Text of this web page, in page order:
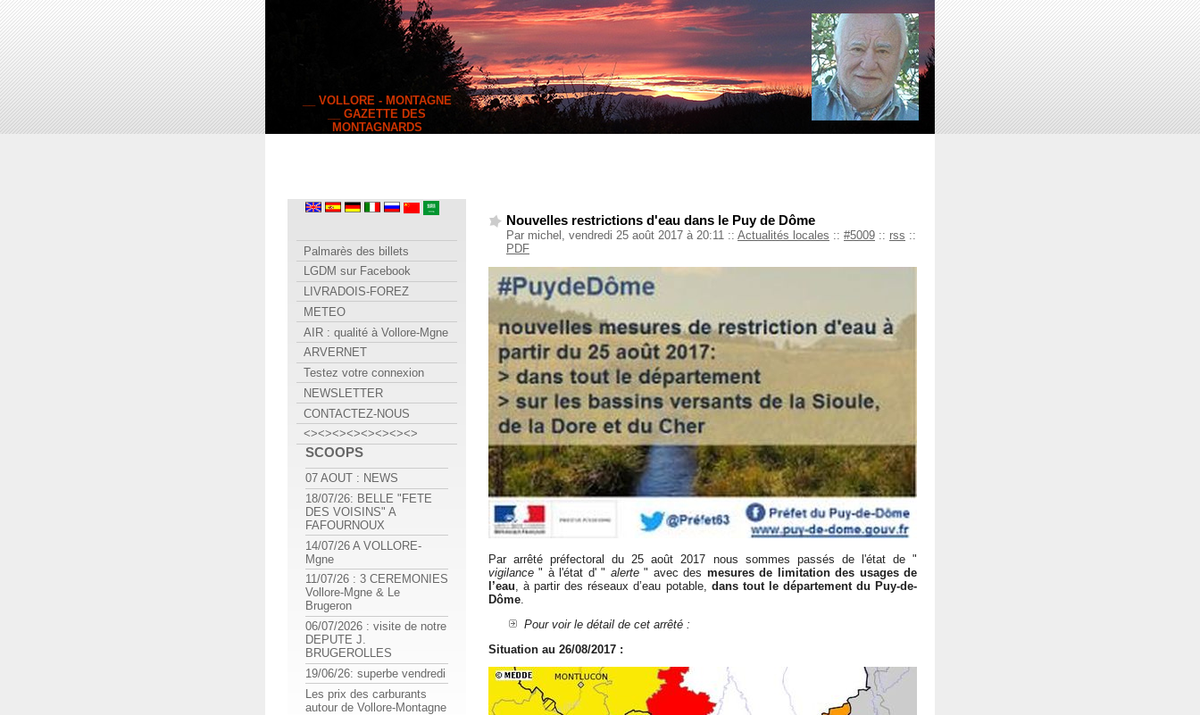
__ VOLLORE - MONTAGNE
__ GAZETTE DES
MONTAGNARDS
Nouvelles restrictions d'eau dans le Puy de Dôme
Par michel, vendredi 25 août 2017 à 20:11 :: Actualités locales :: #5009 :: rss ::
PDF
Par arrêté préfectoral du 25 août 2017 nous sommes passés de l'état de "
vigilance " à l'état d' " alerte" avec des mesures de limitation des usages de
l’eau , à partir des réseaux d’eau potable, dans tout le département du Puy-de-
Dôme
Pour voir le détail de cet arrêté :
Situation au 26/08/2017 :
Palmarès des billets
LGDM sur Facebook
LIVRADOIS-FOREZ
METEO
AIR : qualité à Vollore-Mgne
ARVERNET
Testez votre connexion
NEWSLETTER
CONTACTEZ-NOUS
<><><><><><><><>
SCOOPS
07 AOUT : NEWS
18/07/26: BELLE "FETE
DES VOISINS" A
FAFOURNOUX
14/07/26 A VOLLORE-
Mgne
11/07/26 : 3 CEREMONIES
Vollore-Mgne & Le
Brugeron
06/07/2026 : visite de notre
DEPUTE J.
BRUGEROLLES
19/06/26: superbe vendredi
Les prix des carburants
autour de Vollore-Montagne